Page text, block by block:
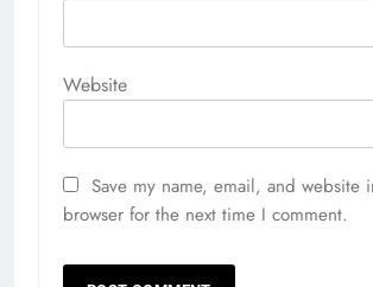
Website
Save my name, email, and website
browser for the next time I comment.